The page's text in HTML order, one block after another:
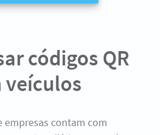
códigos QR
veículos
empresas contam com